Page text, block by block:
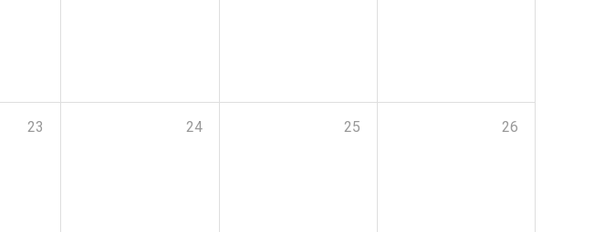
23 24 25 26